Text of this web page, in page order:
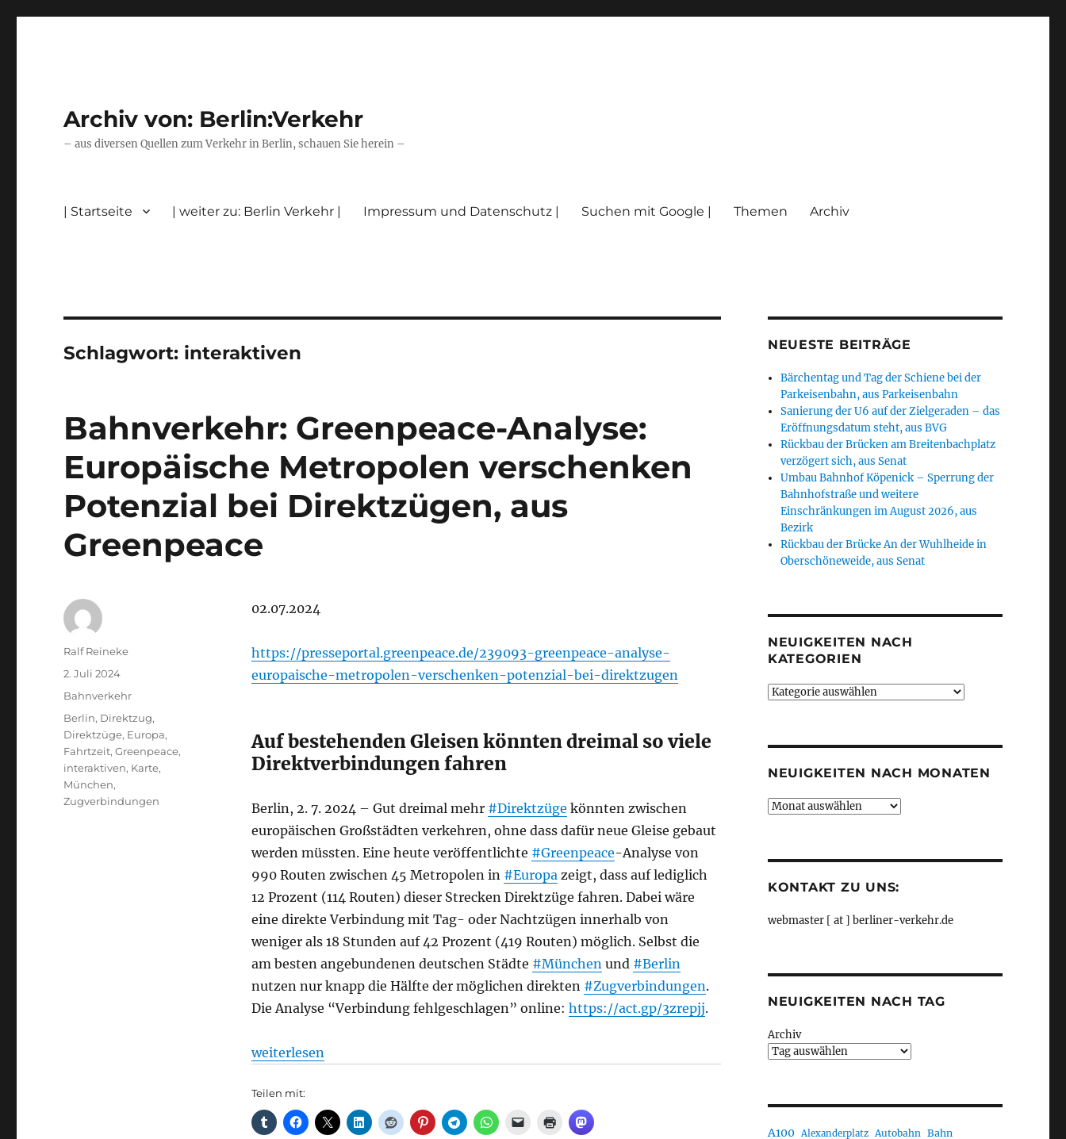
Archiv von: Berlin:Verkehr
– aus diversen Quellen zum Verkehr in Berlin, schauen Sie herein –
| Startseite | weiter zu: Berlin Verkehr | Impressum und Datenschutz | Suchen mit Google | Themen Archiv
Schlagwort: interaktiven
Bahnverkehr: Greenpeace-Analyse:
Europäische Metropolen verschenken
Potenzial bei Direktzügen, aus
Greenpeace
02.07.2024
https://presseportal.greenpeace.de/239093-greenpeace-analyse-
europaische-metropolen-verschenken-potenzial-bei-direktzugen
Auf bestehenden Gleisen könnten dreimal so viele
Direktverbindungen fahren
Berlin, 2. 7. 2024 – Gut dreimal mehr #Direktzüge könnten zwischen
europäischen Großstädten verkehren, ohne dass dafür neue Gleise gebaut
werden müssten. Eine heute veröffentlichte #Greenpeace-Analyse von
990 Routen zwischen 45 Metropolen in #Europazeigt, dass auf lediglich
12 Prozent (114 Routen) dieser Strecken Direktzüge fahren. Dabei wäre
eine direkte Verbindung mit Tag- oder Nachtzügen innerhalb von
weniger als 18 Stunden auf 42 Prozent (419 Routen) möglich. Selbst die
am besten angebundenen deutschen Städte #Münchenund #Berlin
nutzen nur knapp die Hälfte der möglichen direkten #Zugverbindungen.
Die Analyse “Verbindung fehlgeschlagen” online: https://act.gp/3zrepjj.
„Bahnverkehr: Greenpeace-Analyse: Europäische Metropolen verschenken Potenzial bei Direktzügen, aus Greenpeace“
weiterlesen
Teilen mit:
Autor
Ralf Reineke
Veröffentlicht
am
2. Juli 2024
Kategorien
Bahnverkehr
Schlagwörter
Berlin, Direktzug,
Direktzüge, Europa,
Fahrtzeit,Greenpeace,
interaktiven, Karte,
München,
Zugverbindungen
NEUESTE BEITRÄGE
Bärchentag und Tag der Schiene bei der
Parkeisenbahn, aus Parkeisenbahn
Sanierung der U6 auf der Zielgeraden – das
Eröffnungsdatum steht, aus BVG
Rückbau der Brücken am Breitenbachplatz
verzögert sich, aus Senat
Umbau Bahnhof Köpenick – Sperrung der
Bahnhofstraße und weitere
Einschränkungen im August 2026, aus
Bezirk
Rückbau der Brücke An der Wuhlheide in
Oberschöneweide, aus Senat
NEUIGKEITEN NACH
KATEGORIEN
Neuigkeiten
NEUIGKEITEN NACH MONATEN
Neuigkeiten
KONTAKT ZU UNS:
webmaster [ at ] berliner-verkehr.de
NEUIGKEITEN NACH TAG
Archiv
A100 Alexanderplatz Autobahn Bahn